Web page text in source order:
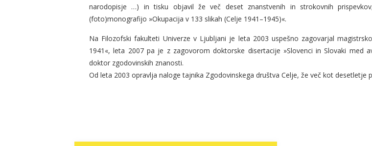
narodopisje …) in tisku objavil že več deset znanstvenih in strokovnih
(foto)monografijo »Okupacija v 133 slikah (Celje 1941–1945)«.
Na Filozofski fakulteti Univerze v Ljubljani je leta 2003 uspešno zagovarjal
1941«, leta 2007 pa je z zagovorom doktorske disertacije »Slovenci in Slovaki med
doktor zgodovinskih znanosti.
Od leta 2003 opravlja naloge tajnika Zgodovinskega društva Celje, že več kot desetletje